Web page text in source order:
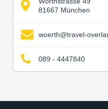
81667 München
woerth@travel-
089 - 4447840